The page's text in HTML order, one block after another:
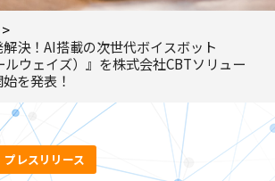
決！AI搭載の次世代ボイスボット
ルウェイズ）』を株式会社CBTソリュー
を発表！
プレスリリース